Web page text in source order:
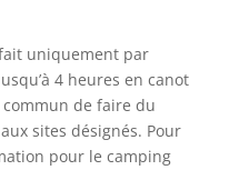
fait uniquement par
4 heures en canot
de faire du
sites désignés. Pour
pour le camping